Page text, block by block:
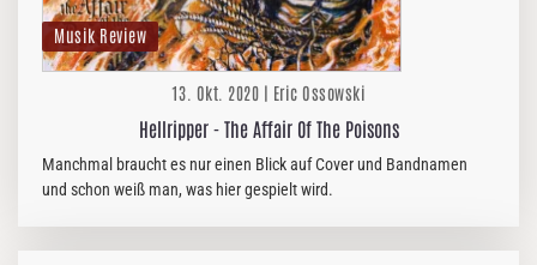
Musik Review
13. Okt. 2020 | Eric Ossowski
Hellripper - The Affair Of The Poisons
Manchmal braucht es nur einen Blick auf Cover und Bandnamen
und schon weiß man, was hier gespielt wird.